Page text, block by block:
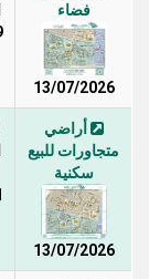
فضاء
13/07/2026
أراضي
متجاورات للبيع
سكنية
13/07/2026